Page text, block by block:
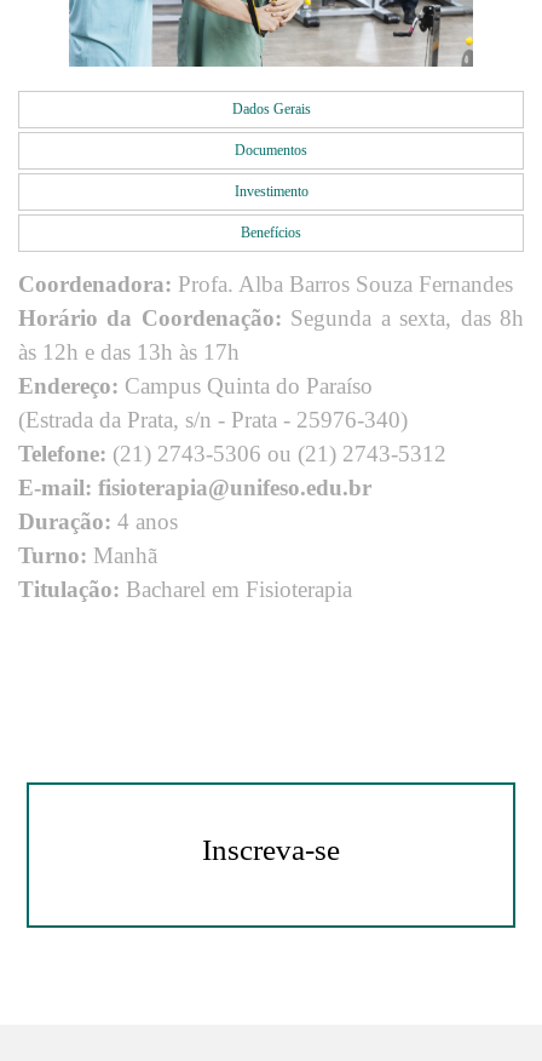
Fisioterapia
Dados Gerais
Documentos
Investimento
Benefícios
Coordenadora: Profa. Alba Barros Souza Fernandes
Horário da Coordenação: Segunda a sexta, das 8h
às 12h e das 13h às 17h
Endereço: Campus Quinta do Paraíso
(Estrada da Prata, s/n - Prata - 25976-340)
Telefone: (21) 2743-5306 ou (21) 2743-5312
E-mail: fisioterapia@unifeso.edu.br
Duração: 4 anos
Turno: Manhã
Titulação: Bacharel em Fisioterapia
Inscreva-se